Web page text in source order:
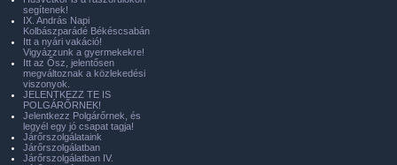
segítenek!
IX. András Napi
Kolbászparádé Békéscsabán
Itt a nyári vakáció!
Vigyázzunk a gyermekekre!
Itt az Ősz, jelentősen
megváltoznak a közlekedési
viszonyok.
JELENTKEZZ TE IS
POLGÁRŐRNEK!
Jelentkezz Polgárőrnek, és
legyél egy jó csapat tagja!
Járőrszolgálataink
Járőrszolgálatban
Járőrszolgálatban IV.